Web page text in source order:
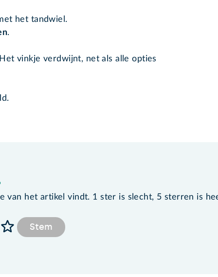
het tandwiel.
.
vinkje verdwijnt, net als alle opties
van het artikel vindt. 1 ster is slecht, 5 sterren is
Stem